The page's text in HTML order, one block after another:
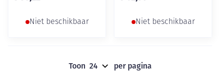
Niet beschikbaar Niet beschikbaar
Toon per pagina